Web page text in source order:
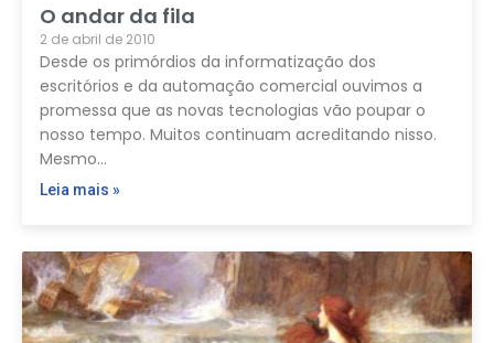
O andar da fila
2 de abril de 2010
Desde os primórdios da informatização dos
escritórios e da automação comercial ouvimos a
promessa que as novas tecnologias vão poupar o
nosso tempo. Muitos continuam acreditando nisso.
Mesmo…
Leia mais »